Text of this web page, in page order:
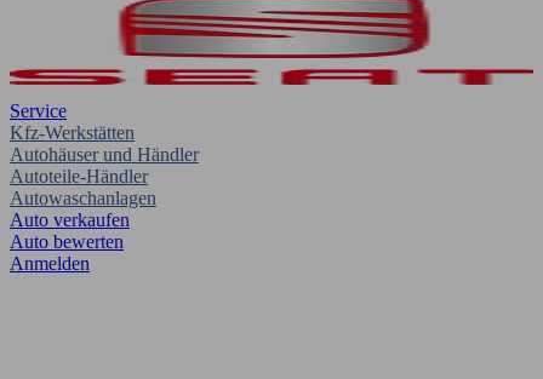
Service
Kfz-Werkstätten
Autohäuser und Händler
Autoteile-Händler
Autowaschanlagen
Auto verkaufen
Auto bewerten
Anmelden